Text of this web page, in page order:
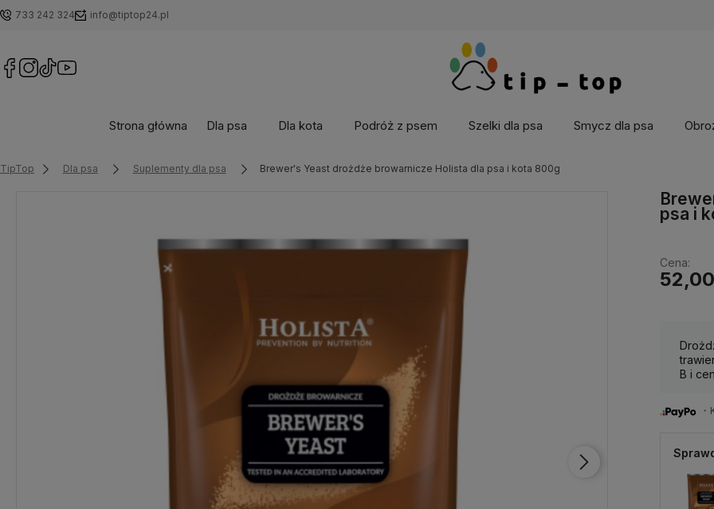
733 242 324 info@tiptop24.pl
Strona główna Dla psa Dla kota Podróż z psem Szelki dla psa Smycz dla psa
TipTop Dla psa Suplementy dla psa Brewer's Yeast drożdże browarnicze Holista dla psa i kota 800g
psa i
Cena:
B i